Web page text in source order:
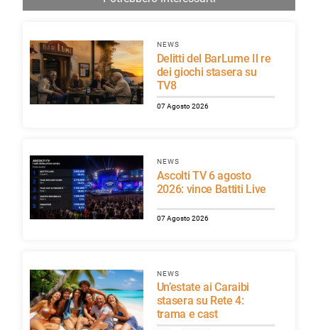
NEWS
Delitti del BarLume Il re
dei giochi stasera su
TV8
07 Agosto 2026
NEWS
Ascolti TV 6 agosto
2026: vince Battiti Live
07 Agosto 2026
NEWS
Un’estate ai Caraibi
stasera su Rete 4:
trama e cast